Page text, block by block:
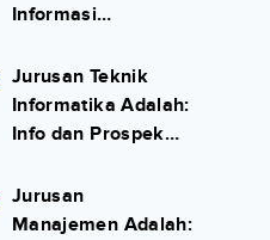
Informasi
Jurusan Teknik
Informatika Adalah:
Info dan Prospek
Jurusan
Manajemen Adalah: